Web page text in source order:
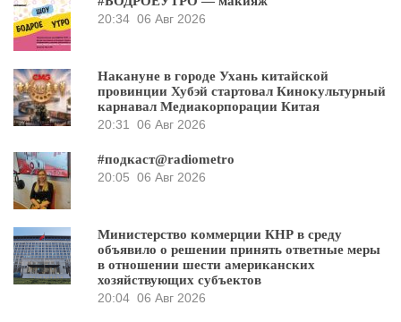
20:34 06 Авг 2026
Накануне в городе Ухань китайской
провинции Хубэй стартовал Кинокультурный
карнавал Медиакорпорации Китая
20:31
06 Авг 2026
#подкаст@radiometro
20:05 06 Авг 2026
Министерство коммерции КНР в среду
объявило о решении принять ответные меры
в отношении шести американских
хозяйствующих субъектов
20:04 06 Авг 2026